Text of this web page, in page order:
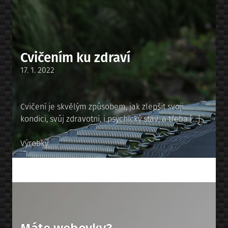
Cvičením ku zdraví
Posted
17. 1. 2022
Cvičení je skvělým způsobem, jak zlepšit svoji
kondici, svůj zdravotní, i psychický stav, a třeba […]
Posted
in
Výrobky